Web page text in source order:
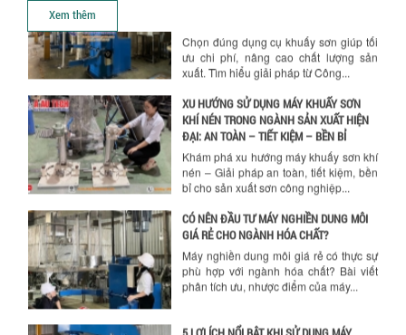
Xem thêm
xuất. Tìm hiểu giải pháp từ Công...
XU HƯỚNG SỬ DỤNG MÁY KHUẤY SƠN
KHÍ NÉN TRONG NGÀNH SẢN XUẤT HIỆN
ĐẠI: AN TOÀN – TIẾT KIỆM – BỀN BỈ
Khám phá xu hướng máy khuấy sơn khí
nén – Giải pháp an toàn, tiết kiệm, bền
bỉ cho sản xuất sơn công nghiệp...
CÓ NÊN ĐẦU TƯ MÁY NGHIỀN DUNG MÔI
GIÁ RẺ CHO NGÀNH HÓA CHẤT?
Máy nghiền dung môi giá rẻ có thực sự
phù hợp với ngành hóa chất? Bài viết
phân tích ưu, nhược điểm của máy...
5 LỢI ÍCH NỔI BẬT KHI SỬ DỤNG MÁY